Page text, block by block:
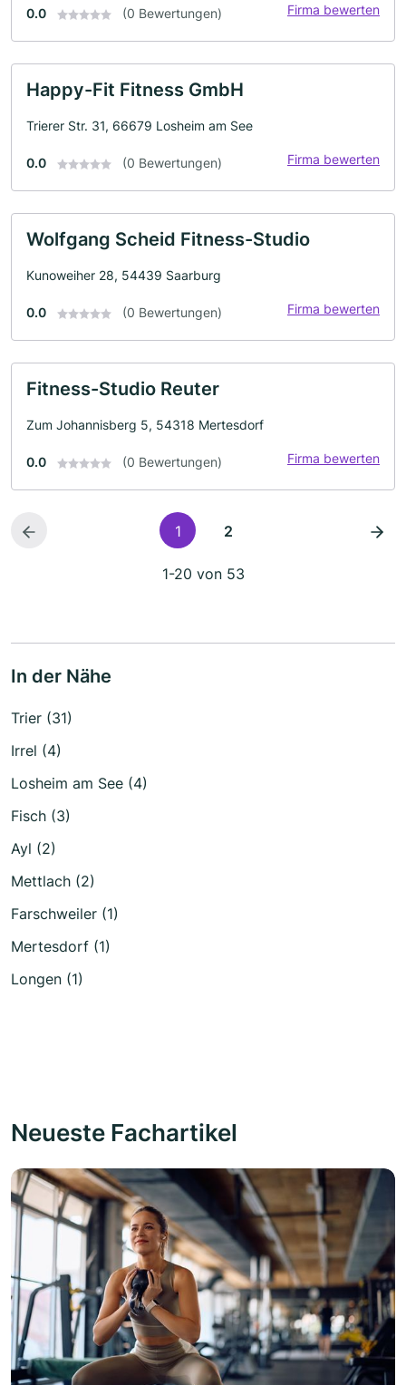
0.0 (0 Bewertungen) Firma bewerten
Happy-Fit Fitness GmbH
Trierer Str. 31, 66679 Losheim am See
0.0 (0 Bewertungen) Firma bewerten
Wolfgang Scheid Fitness-Studio
Kunoweiher 28, 54439 Saarburg
0.0 (0 Bewertungen) Firma bewerten
Fitness-Studio Reuter
Zum Johannisberg 5, 54318 Mertesdorf
0.0 (0 Bewertungen) Firma bewerten
1 2
1-20 von 53
In der Nähe
Trier (31)
Irrel (4)
Losheim am See (4)
Fisch (3)
Ayl (2)
Mettlach (2)
Farschweiler (1)
Mertesdorf (1)
Longen (1)
Neueste Fachartikel